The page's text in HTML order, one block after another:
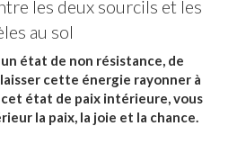
les deux sourcils et les
au sol
état de non résistance, de
cette énergie rayonner à
état de paix intérieure, vous
la paix, la joie et la chance.